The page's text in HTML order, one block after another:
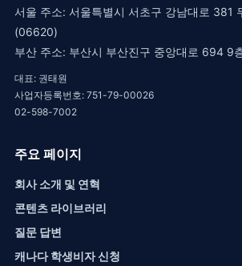
서울 주소: 서울특별시 서초구 강남대로 381
(06620)
부산 주소: 부산시 부산진구 중앙대로 694 9
대표: 권태원
사업자등록번호: 751-79-00026
02-598-7002
주요 페이지
회사 소개 및 연혁
콘텐츠 라이브러리
질문 답변
캐나다 학생비자 신청